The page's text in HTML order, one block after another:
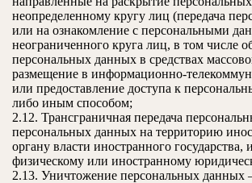
неопределенному кругу лиц (передача
или на ознакомление с персональными
неограниченного круга лиц, в том числе
персональных данных в средствах
размещение в информационно-
или предоставление доступа к
либо иным способом;
2.12. Трансграничная передача
персональных данных на территорию
органу власти иностранного государства,
физическому или иностранному
2.13. Уничтожение персональных данных